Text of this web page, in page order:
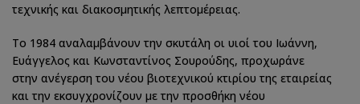
τεχνικής και διακοσμητικής λεπτομέρειας.
Το 1984 αναλαμβάνουν την σκυτάλη οι υιοί του Ιωάννη,
Ευάγγελος και Κωνσταντίνος Σουρούδης, προχωράνε
στην ανέγερση του νέου βιοτεχνικού κτιρίου της εταιρείας
και την εκσυγχρονίζουν με την προσθήκη νέου